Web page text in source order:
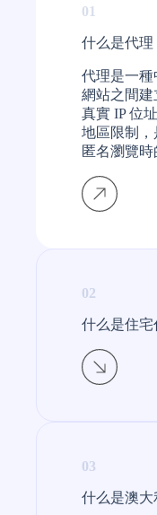
01
什么是代理
代理是一
網站之間
真實 IP 位
地區限制
匿名瀏覽
02
什么是住宅
03
什么是澳大